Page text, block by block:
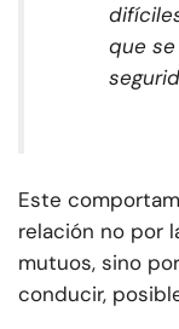
que
Este
relación no por
mutuos, sino
conducir,